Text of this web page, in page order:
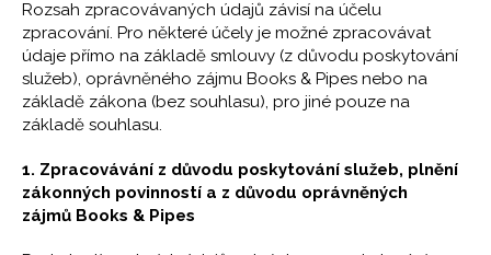
Rozsah zpracovávaných údajů závisí na účelu
zpracování. Pro některé účely je možné zpracovávat
údaje přímo na základě smlouvy (z důvodu poskytování
služeb), oprávněného zájmu Books & Pipes nebo na
základě zákona (bez souhlasu), pro jiné pouze na
základě souhlasu.
1. Zpracovávání z důvodu poskytování služeb, plnění
zákonných povinností a z důvodu oprávněných
zájmů Books & Pipes